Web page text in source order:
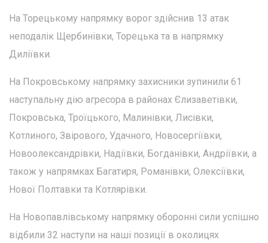
На Торецькому напрямку ворог здійснив 13 атак
неподалік Щербинівки, Торецька та в напрямку
Диліївки.
На Покровському напрямку захисники зупинили 61
наступальну дію агресора в районах Єлизаветівки,
Покровська, Троїцького, Малинівки, Лисівки,
Котлиного, Звірового, Удачного, Новосергіївки,
Новоолександрівки, Надіївки, Богданівки, Андріївки, а
також у напрямках Багатиря, Романівки, Олексіївки,
Нової Полтавки та Котлярівки.
На Новопавлівському напрямку оборонні сили успішно
відбили 32 наступи на наші позиції в околицях